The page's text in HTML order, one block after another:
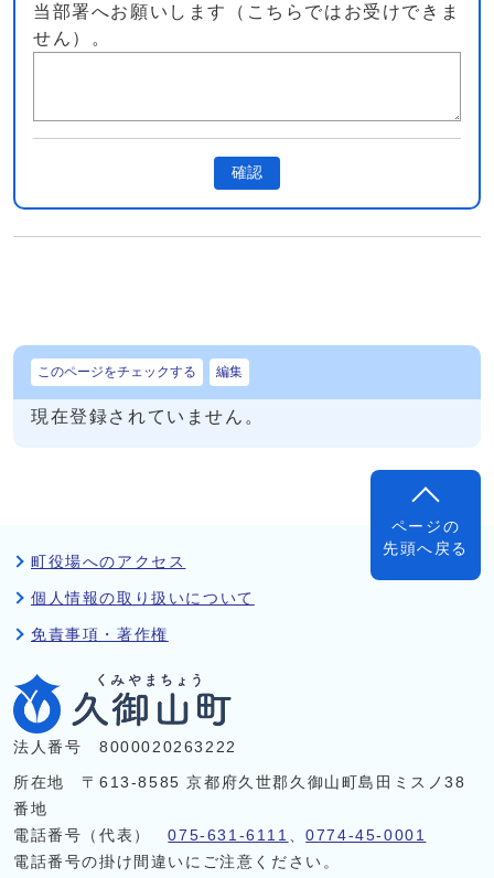
当部署へお願いします（こちらではお受けできま
せん）。
確認
このページをチェックする 編集
現在登録されていません。
ページの
先頭へ戻る
町役場へのアクセス
個人情報の取り扱いについて
免責事項・著作権
法人番号 8000020263222
所在地 〒613-8585 京都府久世郡久御山町島田ミスノ38
番地
電話番号（代表）075-631-6111 、0774-45-0001
電話番号の掛け間違いにご注意ください。